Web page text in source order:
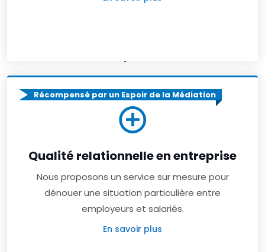
Récompensé par un Espoir de la Médiation
Qualité relationnelle en entreprise
Nous proposons un service sur mesure pour
dénouer une situation particulière entre
employeurs et salariés.
En savoir plus